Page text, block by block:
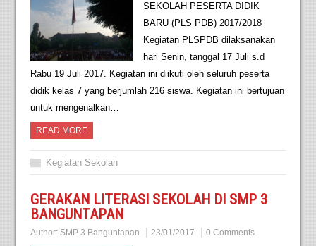
SEKOLAH PESERTA DIDIK
BARU (PLS PDB) 2017/2018
Kegiatan PLSPDB dilaksanakan
hari Senin, tanggal 17 Juli s.d
Rabu 19 Juli 2017. Kegiatan ini diikuti oleh seluruh peserta
didik kelas 7 yang berjumlah 216 siswa. Kegiatan ini bertujuan
untuk mengenalkan…
READ MORE
Kegiatan Sekolah
GERAKAN LITERASI SEKOLAH DI SMP 3
BANGUNTAPAN
Author: SMP 3 Banguntapan 23/01/2017 0 Comments